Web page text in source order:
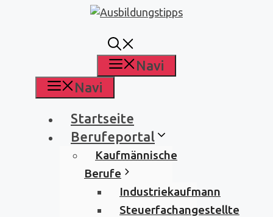
Navi
Navi
Startseite
Berufeportal
Kaufmännische
Berufe
Industriekaufmann
Steuerfachangestellte